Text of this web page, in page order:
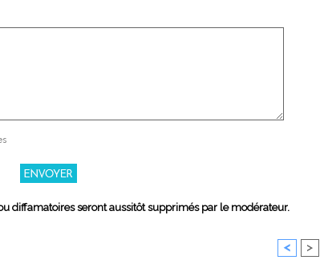
diffamatoires seront aussitôt supprimés par le modérateur.
< >